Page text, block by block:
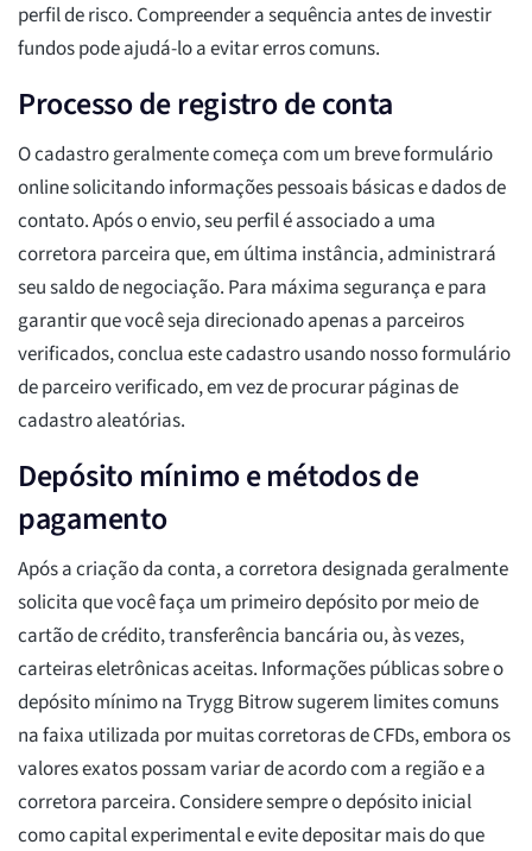
perfil de risco. Compreender a sequência antes de investir
fundos pode ajudá-lo a evitar erros comuns.
Processo de registro de conta
O cadastro geralmente começa com um breve formulário
online solicitando informações pessoais básicas e dados de
contato. Após o envio, seu perfil é associado a uma
corretora parceira que, em última instância, administrará
seu saldo de negociação. Para máxima segurança e para
garantir que você seja direcionado apenas a parceiros
verificados, conclua este cadastro usando nosso formulário
de parceiro verificado, em vez de procurar páginas de
cadastro aleatórias.
Depósito mínimo e métodos de
pagamento
Após a criação da conta, a corretora designada geralmente
solicita que você faça um primeiro depósito por meio de
cartão de crédito, transferência bancária ou, às vezes,
carteiras eletrônicas aceitas. Informações públicas sobre o
depósito mínimo na Trygg Bitrow sugerem limites comuns
na faixa utilizada por muitas corretoras de CFDs, embora os
valores exatos possam variar de acordo com a região e a
corretora parceira. Considere sempre o depósito inicial
como capital experimental e evite depositar mais do que